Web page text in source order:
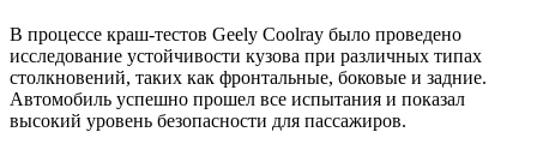
В процессе краш-тестов Geely Coolray было проведено
исследование устойчивости кузова при различных типах
столкновений, таких как фронтальные, боковые и задние.
Автомобиль успешно прошел все испытания и показал
высокий уровень безопасности для пассажиров.